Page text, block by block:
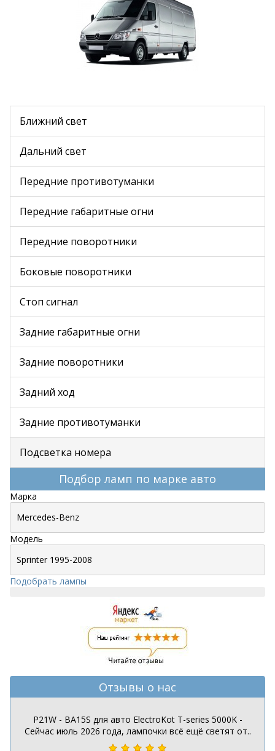
Ближний свет
Дальний свет
Передние противотуманки
Передние габаритные огни
Передние поворотники
Боковые поворотники
Стоп сигнал
Задние габаритные огни
Задние поворотники
Задний ход
Задние противотуманки
Подсветка номера
Подбор ламп по марке авто
Марка
Модель
Подобрать лампы
Отзывы о нас
P21W - BA15S для авто ElectroKot T-series 5000K -
Сейчас июль 2026 года, лампочки всё ещё светят от..